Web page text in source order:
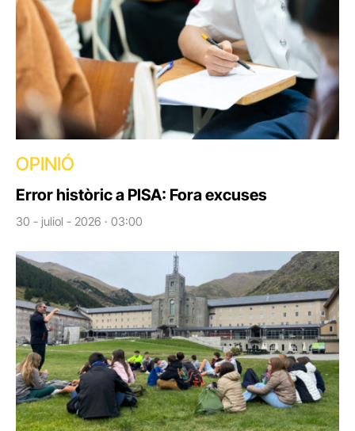
OPINIÓ
Error històric a PISA: Fora excuses
30 - juliol - 2026 · 03:00